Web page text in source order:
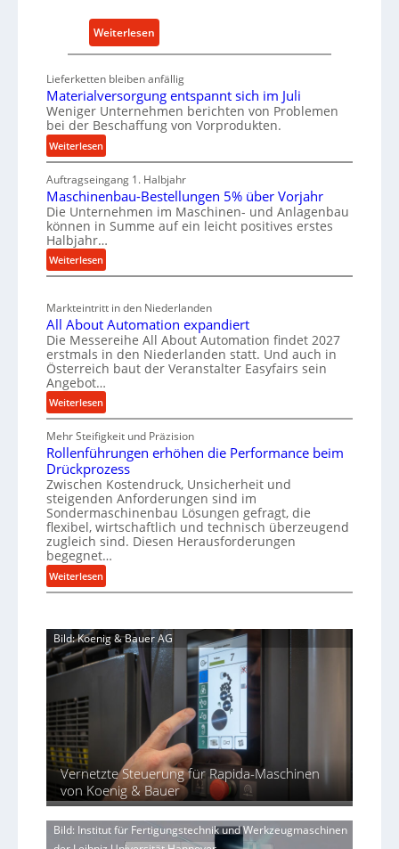
E
r
a
t
z
l
e
n
a
l
i
g
e
W
r
k
z
e
a
u
p
r
e
s
s
Weiterlesen
D
u
t
s
h
e
W
s
h
a
f
t
i
g
t
s
i
c
h
b
s
t
Lieferketten bleiben anfällig
Materialversorgung entspannt sich im Juli
Weniger Unternehmen berichten von Problemen
bei der Beschaffung von Vorprodukten.
Weiterlesen:
M
a
t
e
r
i
a
l
e
r
s
o
u
n
g
e
n
t
s
p
a
n
n
i
c
i
Auftragseingang 1. Halbjahr
Maschinenbau-Bestellungen 5% über Vorjahr
Die Unternehmen im Maschinen- und Anlagenbau
können in Summe auf ein leicht positives erstes
Halbjahr…
Weiterlesen:
M
s
c
h
i
n
e
n
a
u
B
e
s
t
e
l
l
n
g
e
e
V
o
r
Markteintritt in den Niederlanden
All About Automation expandiert
Die Messereihe All About Automation findet 2027
erstmals in den Niederlanden statt. Und auch in
Österreich baut der Veranstalter Easyfairs sein
Angebot…
Weiterlesen:
A
l
l
A
b
o
u
t
u
t
a
t
a
n
d
i
Mehr Steifigkeit und Präzision
Rollenführungen erhöhen die Performance beim
Drückprozess
Zwischen Kostendruck, Unsicherheit und
steigenden Anforderungen sind im
Sondermaschinenbau Lösungen gefragt, die
flexibel, wirtschaftlich und technisch überzeugend
zugleich sind. Diesen Herausforderungen
begegnet…
Weiterlesen:
R
l
e
n
g
n
e
Bild: Koenig & Bauer AG
Vernetzte Steuerung für Rapida-Maschinen
von Koenig & Bauer
Bild: Institut für Fertigungstechnik und Werkzeugmaschinen